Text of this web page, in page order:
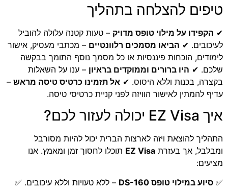
טיפים להצלחה בתהליך
✔ הקפידו על מילוי טופס מדויק – טעות קטנה עלולה להוביל
לעיכובים. ✔ הביאו מסמכים רלוונטיים – מכתבי מעסיק, אישור
לימודים, הוכחות פיננסיות או כל מסמך נוסף התומך בבקשה
שלכם. ✔ היו ברורים וממוקדים בראיון – ענו על השאלות
בקצרה, בכנות וללא היסוס. ✔ אל תזמינו כרטיס טיסה מראש –
עדיף להמתין לאישור הוויזה לפני קניית כרטיסי טיסה.
איך EZ Visa יכולה לעזור לכם?
התהליך להוצאת ויזה לארצות הברית יכול להיות מסורבל
ומבלבל, אך בעזרת EZ Visa תוכלו לחסוך זמן ומאמץ. אנו
מציעים:
✅ סיוע במילוי טופס DS-160
– ללא טעויות וללא עיכובים. ✅